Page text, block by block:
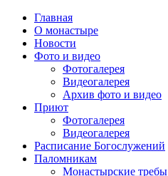
Главная
О монастыре
Новости
Фото и видео
Фотогалерея
Видеогалерея
Архив фото и видео
Приют
Фотогалерея
Видеогалерея
Расписание Богослужений
Паломникам
Монастырские требы